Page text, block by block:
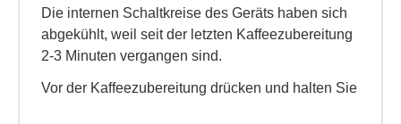
Die internen Schaltkreise des Geräts haben sich
abgekühlt, weil seit der letzten Kaffeezubereitung
2-3 Minuten vergangen sind.
Vor der Kaffeezubereitung drücken und halten Sie